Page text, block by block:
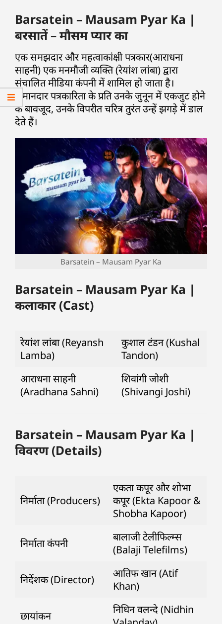
Barsatein – Mausam Pyar Ka |
बरसातें – मौसम प्यार का
एक समझदार और महत्वाकांक्षी पत्रकार(आराधना
साहनी) एक मनमौजी व्यक्ति (रेयांश लांबा) द्वारा
संचालित मीडिया कंपनी में शामिल हो जाता है।
ईमानदार पत्रकारिता के प्रति उनके जुनून में एकजुट होने
के बावजूद, उनके विपरीत चरित्र तुरंत उन्हें झगड़े में डाल
देते हैं।
Barsatein – Mausam Pyar Ka
Barsatein – Mausam Pyar Ka |
कलाकार (Cast)
रेयांश लांबा (Reyansh
Lamba)
कुशाल टंडन (Kushal
Tandon)
आराधना साहनी
(Aradhana Sahni)
शिवांगी जोशी
(Shivangi Joshi)
Barsatein – Mausam Pyar Ka |
विवरण (Details)
निर्माता (Producers)
एकता कपूर और शोभा
कपूर (Ekta Kapoor &
Shobha Kapoor)
निर्माता कंपनी
बालाजी टेलीफिल्म्स
(Balaji Telefilms)
निर्देशक (Director)
आतिफ खान (Atif
Khan)
छायांकन
निधिन वलन्दे (Nidhin